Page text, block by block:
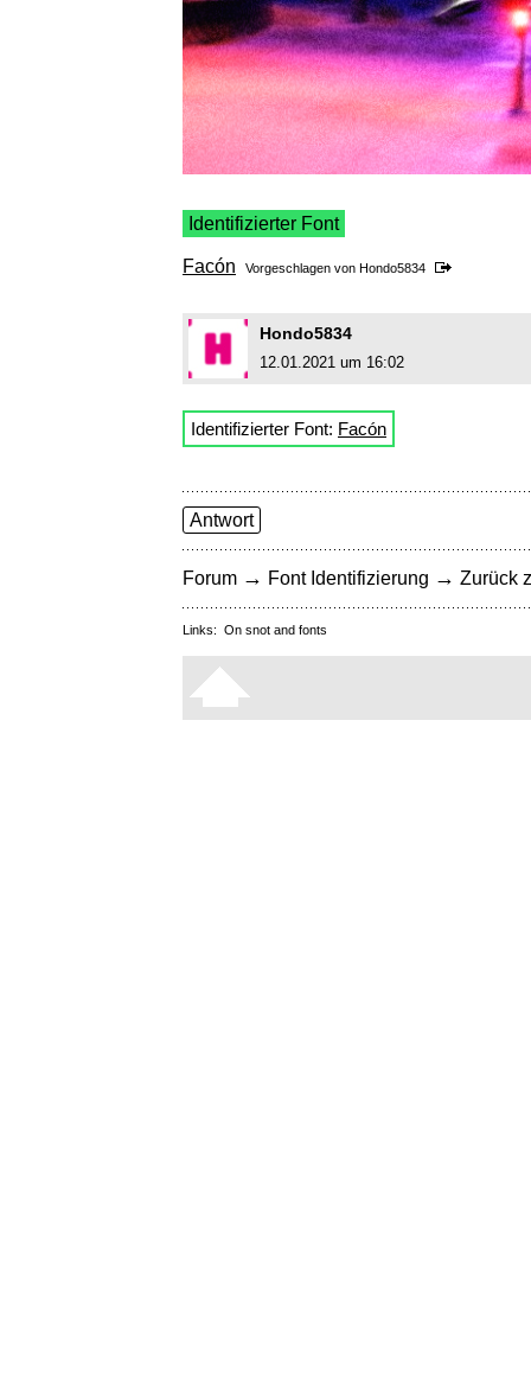
Identifizierter Font
Facón Vorgeschlagen von Hondo5834
Hondo5834
12.01.2021 um 16:02
Identifizierter Font: Facón
Antwort
Forum → Font Identifizierung → Zurück
Links: On snot and fonts